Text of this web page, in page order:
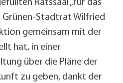
Ratssaal „für das
Grünen-Stadtrat Wilfried
gemeinsam mit der
hat, in einer
über die Pläne der
zu geben, dankt der